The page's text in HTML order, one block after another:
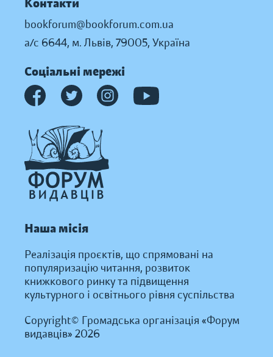
Контакти
bookforum@bookforum.com.ua
а/с 6644, м. Львів, 79005, Україна
Соціальні мережі
Наша місія
Реалізація проєктів, що спрямовані на
популяризацію читання, розвиток
книжкового ринку та підвищення
культурного і освітнього рівня суспільства
Copyright© Громадська організація «Форум
видавців» 2026